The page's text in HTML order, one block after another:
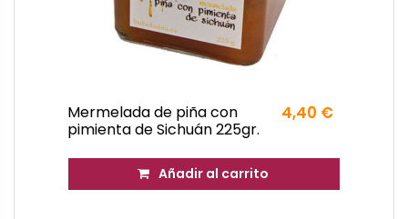
Mermelada de piña con
pimienta de Sichuán 225gr.
4,40 €
Añadir al carrito